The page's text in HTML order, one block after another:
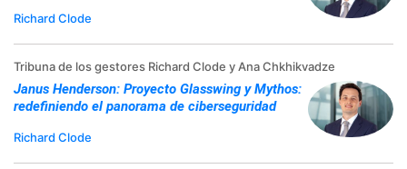
Richard Clode
Tribuna de los gestores Richard Clode y Ana Chkhikvadze
Janus Henderson: Proyecto Glasswing y Mythos:
redefiniendo el panorama de ciberseguridad
Richard Clode